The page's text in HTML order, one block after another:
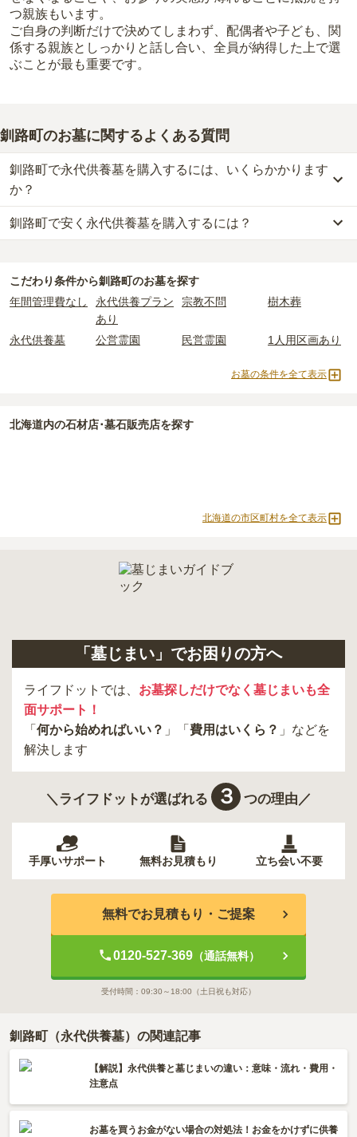
つ親族もいます。
ご自身の判断だけで決めてしまわず、配偶者や子ども、関
係する親族としっかりと話し合い、全員が納得した上で選
ぶことが最も重要です。
釧路町のお墓に関するよくある質問
釧路町で永代供養墓を購入するには、いくらかかります
か？
釧路町 での購入費用の目安は、永代供養墓が約98万円
樹木葬・納骨堂・永代供養墓は、基本的に墓石代がかからず、永代
なお、お墓によっては以下の費用が別途かかる場合があります。
・開眼法要の費用：お墓を新しく建てた際に行う儀式のための費
用。僧侶に渡すお布施がかかります。
・納骨式の費用
：お墓に遺骨を納める儀式のための費用。僧侶に渡
：お墓の管理費。契約後、毎年発生するケースがあり
正確な費用は、区画や石材の選び方によって大きく変わるため、見
釧路町で安く永代供養墓を購入するには？
10万円 からお求めいただけます。
する「合祀墓（ごうしぼ）」と呼ばれるタイプです。個別のお墓に
比べて省スペースで管理の手間がかからないため、費用が安く設定
されています。
お墓を探すのがおすすめです。
こだわり条件から釧路町のお墓を探す
年間管理費なし
永代供養プラン
あり
宗教不問 樹木葬
永代供養墓 公営霊園 民営霊園 1人用区画あり
お墓の条件を全て表示
北海道内の石材店･墓石販売店を探す
北海道の市区町村を全て表示
「墓じまい」でお困りの方へ
ライフドットでは、 お墓探しだけでなく墓じまいも全
面サポート！
「 何から始めればいい？ 」「 費用はいくら？ 」などを
解決します
＼ライフドットが選ばれる ３ つの理由／
手厚いサポート 無料お見積もり 立ち会い不要
無料でお見積もり・ご提案
0120-527-369（通話無料）
受付時間： 09:30～18:00 （土日祝も対応）
釧路町（永代供養墓）の関連記事
【解説】永代供養と墓じまいの違い：意味・流れ・費用・
注意点
お墓を買うお金がない場合の対処法！お金をかけずに供養